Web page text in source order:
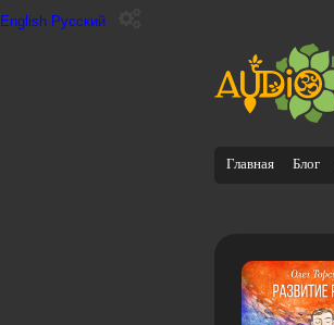
English Русский
Главная Блог